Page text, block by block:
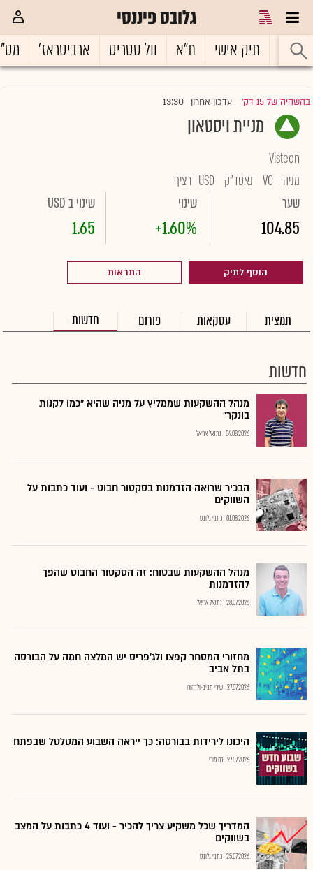
גלובס פיננסי
ראשי תיק אישי ת"א וול סטריט ארביטראז'
בהשהיה של 15 דק' |עדכון אחרון 13:30
מניית ויסטאון
Visteon
מניה VC נאסד"ק USD רציף
שער
104.85
שינוי
+1.60%
שינוי ב USD
1.65
הוסף לתיק התראות
תמצית עסקאות פורום חדשות
חדשות
מנהל ההשקעות שממליץ על מניה שהיא "כמו לקנות
בונקר"
04.08.2026 נתנאל אריאל
הבכיר שרואה הזדמנות בסקטור חבוט - ועוד כתבות על
השווקים
01.08.2026 כתבי גלובס
מנהל ההשקעות שבטוח: זה הסקטור החבוט שהפך
להזדמנות
28.07.2026 נתנאל אריאל
מחזורי המסחר קפצו ולג'פריס יש המלצה חמה על הבורסה
בתל אביב
27.07.2026 שירי חביב-ולדהורן
היכונו לירידות בבורסה: כך ייראה השבוע המטלטל שבפתח
27.07.2026 רם מורי
המדריך שכל משקיע צריך להכיר - ועוד 4 כתבות על המצב
בשווקים
25.07.2026 כתבי גלובס